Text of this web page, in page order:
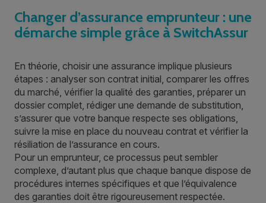
Changer d’assurance emprunteur : une
démarche simple grâce à SwitchAssur
En théorie, choisir une assurance implique plusieurs
étapes : analyser son contrat initial, comparer les offres
du marché, vérifier la qualité des garanties, préparer un
dossier complet, rédiger une demande de substitution,
s’assurer que votre banque respecte ses obligations,
suivre la mise en place du nouveau contrat et vérifier la
résiliation de l’assurance en cours.
Pour un emprunteur, ce processus peut sembler
complexe, d’autant plus que chaque banque dispose de
procédures internes spécifiques et que l’équivalence
des garanties doit être rigoureusement respectée.